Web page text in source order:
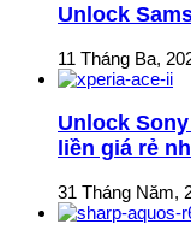
Unlock
11 Tháng Ba,
Unlock
liền giá rẻ
31 Tháng Năm,